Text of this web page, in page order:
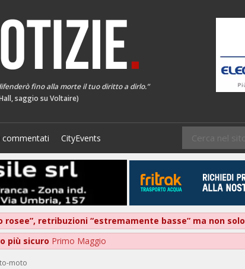
fino alla morte il tuo diritto a dirlo.”
saggio su Voltaire)
commentati CityEvents
retribuzioni “estremamente basse” ma non solo
più sicuro Primo Maggio
moto